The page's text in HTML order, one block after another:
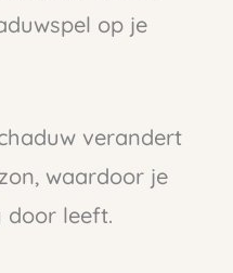
op je
verandert
waardoor je
door leeft.